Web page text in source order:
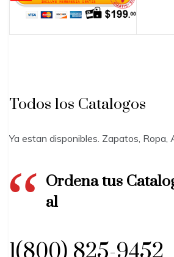
Todos los Catalogos
Ya estan disponibles. Zapatos, Ropa,
Ordena tus
al